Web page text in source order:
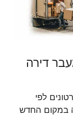
דירה
לפי
במקום החדש